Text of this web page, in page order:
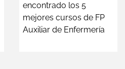
encontrado los 5
mejores cursos de FP
Auxiliar de Enfermería